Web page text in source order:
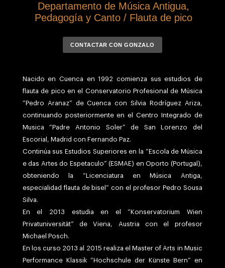
Departamento de Música Antigua,
Pedagogía y Canto / Flauta de pico
CONTACTAR CON GONZALO
Nacido en Cuenca en 1992 comienza sus estudios de
flauta de pico en el Conservatorio Profesional de Música
“Pedro Aranaz” de Cuenca con Silvia Rodríguez Ariza,
continuando posteriormente en el Centro Integrado de
Musica “Padre Antonio Soler” de San Lorenzo del
Escorial, Madrid con Fernando Paz.
Continúa sus Estudios Superiores en la “Escola de Música
e das Artes do Espetaculo” (ESMAE) en Oporto (Portugal),
obteniendo la “Licenciatura en Música Antiga,
especialidad flauta de bisel” con el profesor Pedro Sousa
Silva.
En el 2013 estudia en el “Konservatorium Wien
Privatuniversität” de Viena, Austria con el profesor
Michael Posch.
En los curso 2013 al 2015 realiza el Master of Arts in Music
Performance Klassik “Hochschule der Künste Bern” en